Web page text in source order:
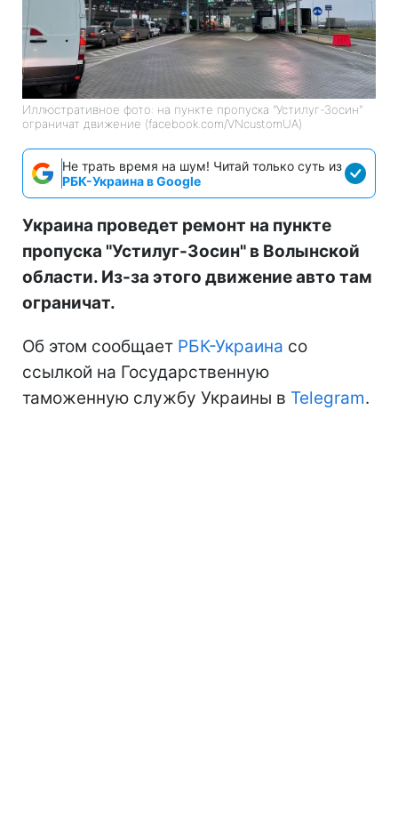
Иллюстративное фото: на пункте пропуска "Устилуг-Зосин"
ограничат движение (facebook.com/VNcustomUA)
Не трать время на шум! Читай только суть из
РБК-Украина в Google
Украина проведет ремонт на пункте
пропуска "Устилуг-Зосин" в Волынской
области. Из-за этого движение авто там
ограничат.
Об этом сообщает РБК-Украина со
ссылкой на Государственную
таможенную службу Украины в Telegram.